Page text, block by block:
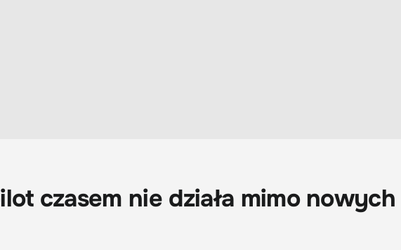
czasem nie działa mimo nowych